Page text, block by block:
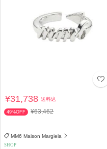
¥31,738送料込
49%OFF ¥63,462
MM6 Maison Margiela
SHOP